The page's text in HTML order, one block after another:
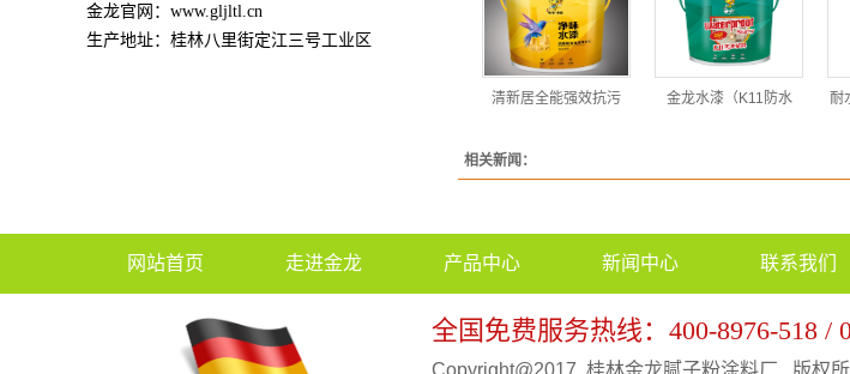
金龙官网 ：www.gljltl.cn
生产地址：桂林八里街定江三号工业区
清新居全能强效抗污 金龙水漆（K11防水 耐
相关新闻：
网站首页 走进金龙 产品中心 新闻中心 联系我们
全国免费服务热线：400-8976-518 /
Copyright@2017 桂林金龙腻子粉涂料厂 版权所